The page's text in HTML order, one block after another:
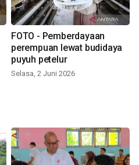
FOTO - Pemberdayaan
perempuan lewat budidaya
puyuh petelur
Selasa, 2 Juni 2026